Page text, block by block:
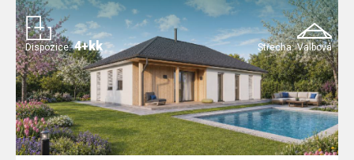
Střecha: Valbová
Dispozice: 4+kk